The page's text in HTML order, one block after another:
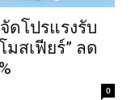
ดโปรแรงรับ
มสเฟียร์” ลด
0